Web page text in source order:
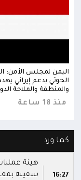
اليمن لمجلس الأمن:
الحوثي بدعم إيراني
والمنطقة والملاحة
منذ 18 ساعة
كما ورد
16:27
هيئة
سفينة